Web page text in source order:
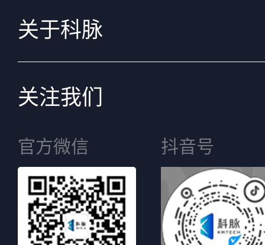
关于科脉
关注我们
官方微信 抖音号